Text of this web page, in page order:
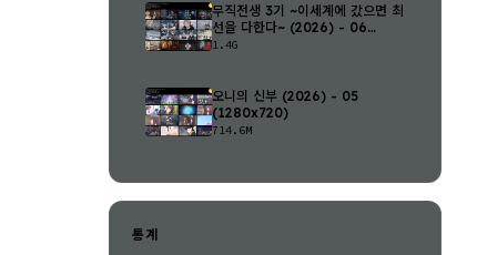
무직전생 3기 ~이세계에 갔으면 최
선을 다한다~ (2026) - 06
(1920..
1.4G
오니의 신부 (2026) - 05
(1280x720)
714.6M
통계